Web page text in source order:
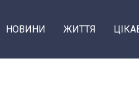
НОВИНИ ЖИТТЯ